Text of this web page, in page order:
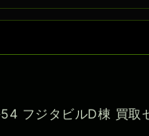
フジタビルD棟 買取